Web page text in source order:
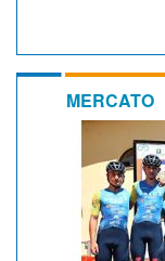
MERCATO